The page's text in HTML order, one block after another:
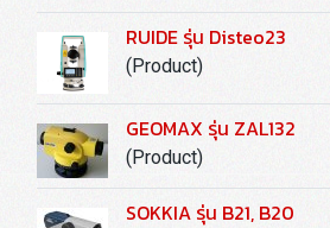
RUIDE รุ่น Disteo23
(Product)
GEOMAX รุ่น ZAL132
(Product)
SOKKIA รุ่น B21, B20